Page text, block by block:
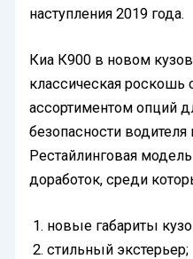
наступления 2019 года.
Киа К900 в новом
классическая
ассортиментом опций
безопасности
Рестайлинговая
доработок, среди
новые габариты
стильный экстерьер;